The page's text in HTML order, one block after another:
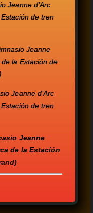
Jeanne d’Arc
de tren
Jeanne
la Estación de
Jeanne d’Arc
de tren
Jeanne
de la Estación